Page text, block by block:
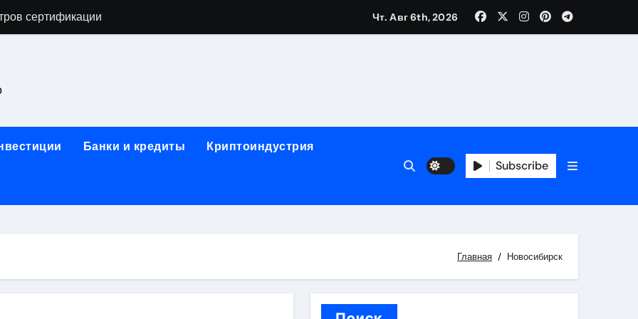
сертификации
и электрооборудование для ногтевого сервиса, наращивания ресниц и депиляции
базальтового теплоизоляционного шнура разных диаметров
для освоения актуальных профессий онлайн
от проектной документации до противопожарных мероприятий и обустройства мест отдыха
Чт. Авг 6th, 2026
Банки и кредиты Криптоиндустрия
Subscribe
Главная Новосибирск